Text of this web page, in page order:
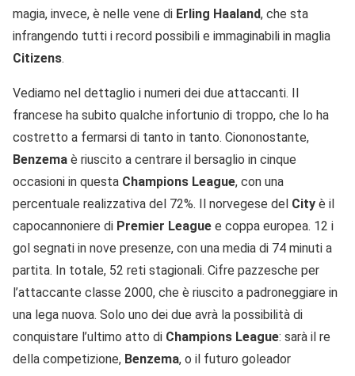
magia, invece, è nelle vene di Erling Haaland, che sta
infrangendo tutti i record possibili e immaginabili in maglia
Citizens.
Vediamo nel dettaglio i numeri dei due attaccanti. Il
francese ha subito qualche infortunio di troppo, che lo ha
costretto a fermarsi di tanto in tanto. Ciononostante,
Benzema è riuscito a centrare il bersaglio in cinque
occasioni in questa Champions League, con una
percentuale realizzativa del 72%. Il norvegese del City è il
capocannoniere di Premier League e coppa europea. 12 i
gol segnati in nove presenze, con una media di 74 minuti a
partita. In totale, 52 reti stagionali. Cifre pazzesche per
l’attaccante classe 2000, che è riuscito a padroneggiare in
una lega nuova. Solo uno dei due avrà la possibilità di
conquistare l’ultimo atto di Champions League: sarà il re
della competizione, Benzema, o il futuro goleador